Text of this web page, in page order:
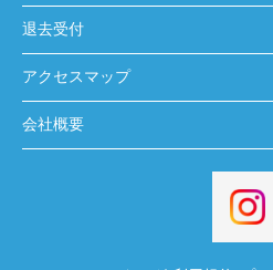
退去受付
アクセスマップ
会社概要